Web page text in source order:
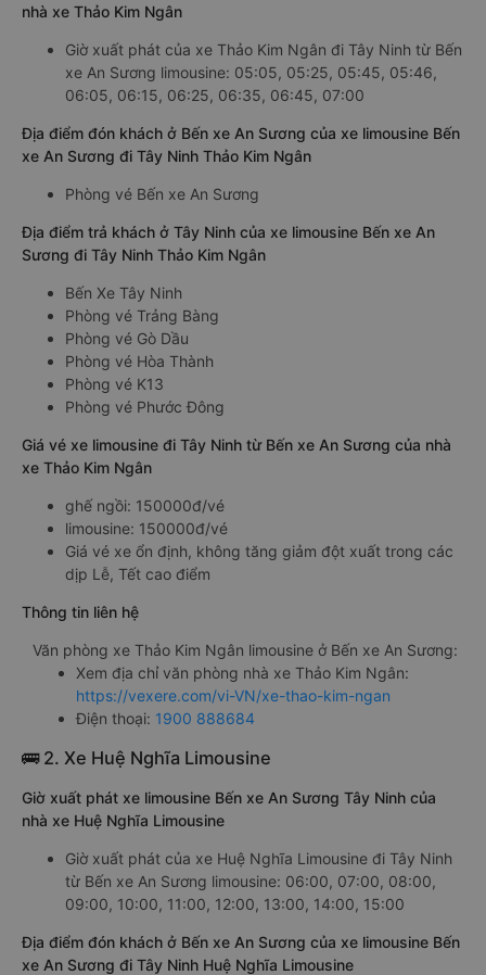
nhà xe Thảo Kim Ngân
Giờ xuất phát của xe Thảo Kim Ngân đi Tây Ninh từ Bến
xe An Sương limousine: 05:05, 05:25, 05:45, 05:46,
06:05, 06:15, 06:25, 06:35, 06:45, 07:00
Địa điểm đón khách ở Bến xe An Sương của xe limousine Bến
xe An Sương đi Tây Ninh Thảo Kim Ngân
Phòng vé Bến xe An Sương
Địa điểm trả khách ở Tây Ninh của xe limousine Bến xe An
Sương đi Tây Ninh Thảo Kim Ngân
Bến Xe Tây Ninh
Phòng vé Trảng Bàng
Phòng vé Gò Dầu
Phòng vé Hòa Thành
Phòng vé K13
Phòng vé Phước Đông
Giá vé xe limousine đi Tây Ninh từ Bến xe An Sương của nhà
xe Thảo Kim Ngân
ghế ngồi: 150000đ/vé
limousine: 150000đ/vé
Giá vé xe ổn định, không tăng giảm đột xuất trong các
dịp Lễ, Tết cao điểm
Thông tin liên hệ
Văn phòng xe Thảo Kim Ngân limousine ở Bến xe An Sương:
Xem địa chỉ văn phòng nhà xe Thảo Kim Ngân:
https://vexere.com/vi-VN/xe-thao-kim-ngan
Điện thoại: 1900 888684
🚌 2. Xe Huệ Nghĩa Limousine
Giờ xuất phát xe limousine Bến xe An Sương Tây Ninh của
nhà xe Huệ Nghĩa Limousine
Giờ xuất phát của xe Huệ Nghĩa Limousine đi Tây Ninh
từ Bến xe An Sương limousine: 06:00, 07:00, 08:00,
09:00, 10:00, 11:00, 12:00, 13:00, 14:00, 15:00
Địa điểm đón khách ở Bến xe An Sương của xe limousine Bến
xe An Sương đi Tây Ninh Huệ Nghĩa Limousine